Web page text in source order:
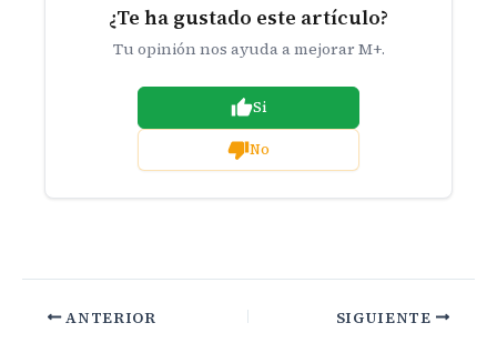
¿Te ha gustado este artículo?
Tu opinión nos ayuda a mejorar M+.
Si
No
ANTERIOR SIGUIENTE